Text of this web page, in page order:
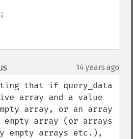
;
¶ 14 years ago
that if query_data
array and a value
array, or an array
array (or arrays
empty arrays etc.),